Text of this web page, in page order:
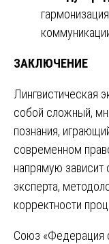
ЗАКЛЮЧЕНИЕ
Лингвистическая
собой сложный,
познания,
современном
напрямую зависит
эксперта,
корректности
Союз «Федерация